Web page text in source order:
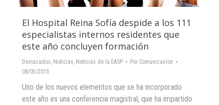
El Hospital Reina Sofía despide a los 111
especialistas internos residentes que
este año concluyen formación
Destacados, Noticias, Noticias de la EASP Por Comunicacion
08/05/2015
Uno de los nuevos elementos que se ha incorporado
este año es una conferencia magistral, que ha impartido